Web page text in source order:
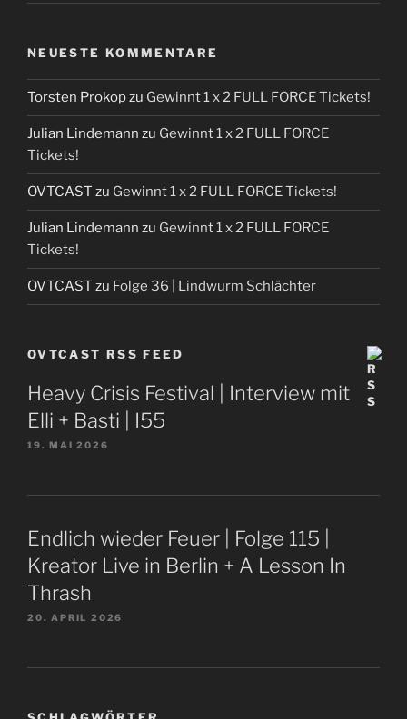
NEUESTE KOMMENTARE
Torsten Prokopzu Gewinnt 1 x 2 FULL FORCE Tickets!
Julian Lindemann zu Gewinnt 1 x 2 FULL FORCE
Tickets!
OVTCAST zu Gewinnt 1 x 2 FULL FORCE Tickets!
Julian Lindemann zu Gewinnt 1 x 2 FULL FORCE
Tickets!
OVTCAST zu Folge 36 | Lindwurm Schlächter
OVTCAST RSS FEED
Heavy Crisis Festival | Interview mit
Elli + Basti | I55
19. MAI 2026
Endlich wieder Feuer | Folge 115 |
Kreator Live in Berlin + A Lesson In
Thrash
20. APRIL 2026